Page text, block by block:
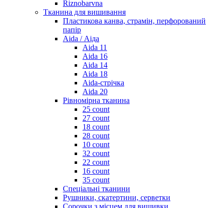
Riznobarvna
Тканина для вишивання
Пластикова канва, страмін, перфорований
папір
Aida / Аіда
Aida 11
Aida 16
Aida 14
Aida 18
Aida-стрічка
Aida 20
Рівномірна тканина
25 count
27 count
18 count
28 count
10 count
32 count
22 count
16 count
35 count
Спеціальні тканини
Рушники, скатертини, серветки
Сорочки з місцем для вишивки